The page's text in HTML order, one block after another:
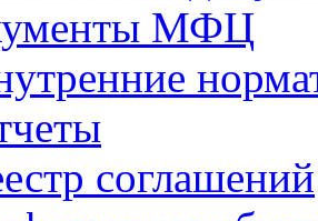
МФЦ
соглашений